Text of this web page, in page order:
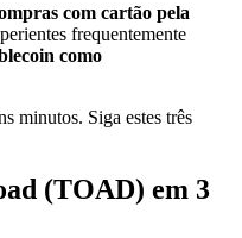
comerciais, etc.
com cartão pela
frequentemente
como
minutos. Siga estes três
(TOAD) em 3